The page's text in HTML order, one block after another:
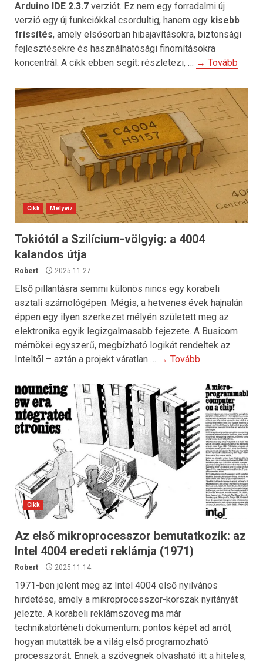
Arduino IDE 2.3.7 verziót. Ez nem egy forradalmi új
verzió egy új funkciókkal csordultig, hanem egy kisebb
frissítés, amely elsősorban hibajavításokra, biztonsági
fejlesztésekre és használhatósági finomításokra
koncentrál. A cikk ebben segít: részletezi, … → Tovább
Cikk Mélyvíz
Tokiótól a Szilícium-völgyig: a 4004
kalandos útja
Robert 2025.11.27.
Első pillantásra semmi különös nincs egy korabeli
asztali számológépen. Mégis, a hetvenes évek hajnalán
éppen egy ilyen szerkezet mélyén született meg az
elektronika egyik legizgalmasabb fejezete. A Busicom
mérnökei egyszerű, megbízható logikát rendeltek az
Inteltől – aztán a projekt váratlan … → Tovább
Cikk
Az első mikroprocesszor bemutatkozik: az
Intel 4004 eredeti reklámja (1971)
Robert 2025.11.14.
1971-ben jelent meg az Intel 4004 első nyilvános
hirdetése, amely a mikroprocesszor-korszak nyitányát
jelezte. A korabeli reklámszöveg ma már
technikatörténeti dokumentum: pontos képet ad arról,
hogyan mutatták be a világ első programozható
processzorát. Ennek a szövegnek olvasható itt a hiteles,